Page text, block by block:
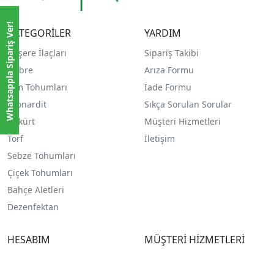
KATEGORİLER
Haşere İlaçları
Gübre
Çim Tohumları
Leonardit
Kükürt
Torf
Sebze Tohumları
Çiçek Tohumları
Bahçe Aletleri
Dezenfektan
YARDIM
Sipariş Takibi
Arıza Formu
İade Formu
Sıkça Sorulan Sorular
Müşteri Hizmetleri
İletişim
HESABIM MÜŞTERİ HİZMETLERİ
Whatsappla Sipariş Ver!